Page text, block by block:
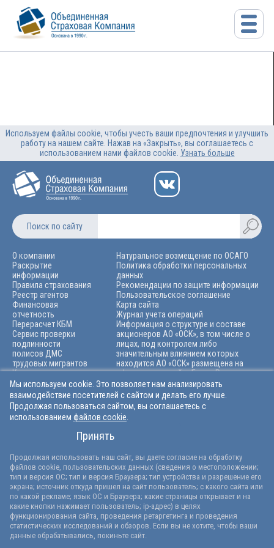
Используем файлы cookie, чтобы учесть ваши предпочтения и улучшить
работу на нашем сайте. Нажав на «Закрыть», вы соглашаетесь с
использованием нами файлов cookie. Узнать больше
Поиск по сайту
О компании
Раскрытие
информации
Правила страхования
Реестр агентов
Финансовая
отчетность
Перерасчет КБМ
Сервис проверки
подлинности
полисов ДМС
трудовых мигрантов
Карьера
Архив
Натуральное возмещение по ОСАГО
Политика обработки персональных
данных
Рекомендации по защите информации
Пользовательское соглашение
Карта сайта
Журнал учета операций
Информация о структуре и составе
акционеров АО «ОСК», в том числе о
лицах, под контролем либо
значительным влиянием которых
находится АО «ОСК» размещена на
официальном сайте Банка России по
адресу: https://cbr.ru/finorg/rscontrolе
+7 (846) 212-99-55
info@osk-ins.ru
Лицензии ЦБ РФ на осуществление страхования:
СИ 2346, СЛ 2346, ОС 2346-03 и на осуществление перестрахования
ПС 2346, выданные 18.03.2025 без ограничения срока действия
Версия сайта для слабовидящих
Мы используем cookie. Это позволяет нам анализировать
взаимодействие посетителей с сайтом и делать его лучше.
Продолжая пользоваться сайтом, вы соглашаетесь с
использованием файлов cookie
Принять
Продолжая использовать наш сайт, вы даете согласие на обработку
файлов cookie, пользовательских данных (сведения о местоположении;
тип и версия ОС; тип и версия Браузера; тип устройства и разрешение его
экрана; источник откуда пришел на сайт пользователь; с какого сайта или
по какой рекламе; язык ОС и Браузера; какие страницы открывает и на
какие кнопки нажимает пользователь; ip-адрес) в целях
функционирования сайта, проведения ретаргетинга и проведения
статистических исследований и обзоров. Если вы не хотите, чтобы ваши
данные обрабатывались, покиньте сайт.